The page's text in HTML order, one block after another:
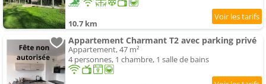
10.7 km
Appartement Charmant T2 avec parking privé
Appartement, 47 m²
4 personnes, 1 chambre, 1 salle de bains